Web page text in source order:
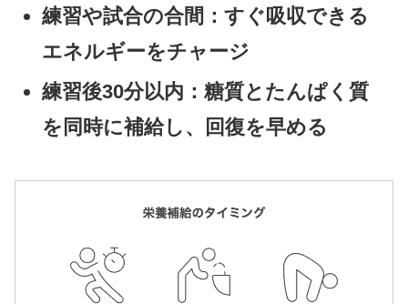
練習や試合の合間 ：すぐ吸収できる
エネルギーをチャージ
練習後30分以内 ：糖質とたんぱく質
を同時に補給し、回復を早める